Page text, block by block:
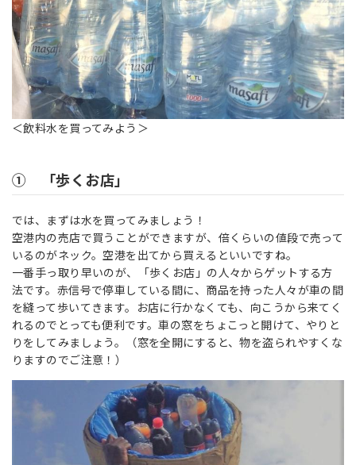
＜飲料水を買ってみよう＞
① 「歩くお店」
では、まずは水を買ってみましょう！
空港内の売店で買うことができますが、倍くらいの値段で売って
いるのがネック。空港を出てから買えるといいですね。
一番手っ取り早いのが、「歩くお店」の人々からゲットする方
法です。赤信号で停車している間に、商品を持った人々が車の間
を縫って歩いてきます。お店に行かなくても、向こうから来てく
れるのでとっても便利です。車の窓をちょこっと開けて、やりと
りをしてみましょう。（窓を全開にすると、物を盗られやすくな
りますのでご注意！）